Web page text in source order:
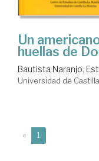
Un
huellas de
Bautista Naranjo,
Universidad de
« 1